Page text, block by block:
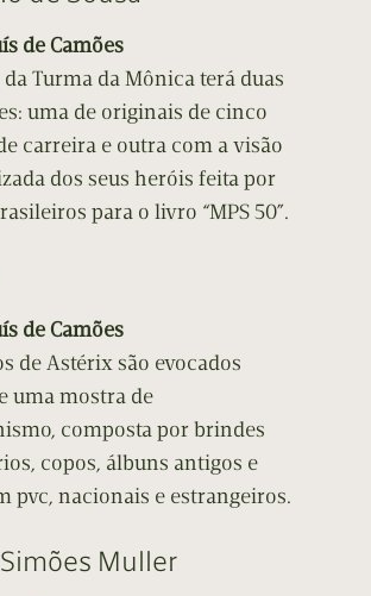
de Camões
Turma da Mônica terá duas
uma de originais de cinco
carreira e outra com a visão
dos seus heróis feita por
para o livro “MPS 50”.
de Camões
de Astérix são evocados
uma mostra de
composta por brindes
copos, álbuns antigos e
pvc, nacionais e estrangeiros.
Muller